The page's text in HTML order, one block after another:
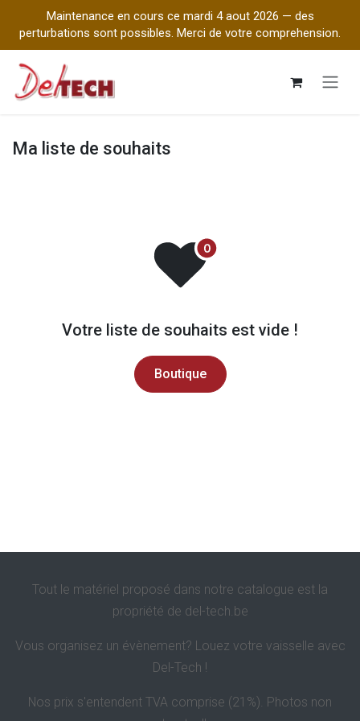
Maintenance en cours ce mardi 4 aout 2026 — des
perturbations sont possibles. Merci de votre comprehension.
Ma liste de souhaits
Votre liste de souhaits est vide !
Boutique
Tout le matériel proposé dans notre catalogue est la
propriété de del-tech.be
Vous organisez un évènement? Louez votre vaisselle avec
Del-Tech !
Nos prix s'entendent TVA comprise (21%). Photos non